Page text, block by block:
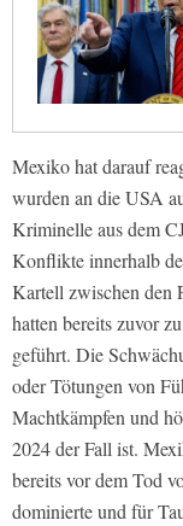
Mexiko hat darauf
wurden an die USA
Kriminelle aus dem
Konflikte innerhalb
Kartell zwischen den
hatten bereits zuvor
geführt. Die
oder Tötungen von
Machtkämpfen und
2024 der Fall ist.
bereits vor dem Tod
dominierte und für